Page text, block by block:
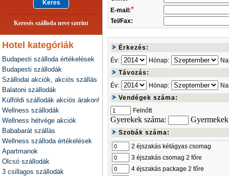
Keresés szálloda neve szerint
Hotel kategóriák
Budapesti szálloda értékelések
Budapesti szállodák
Szállodai akciók, akciós szállás
Balatoni szállodák
Külföldi szállodák akciós árakon!
Wellness szállodák
Wellness hétvége akciók
Bababarát szállás
Wellness szálloda értékelések
Apartmanok
Olcsó szállodák
3 csillagos szállodák
E-mail:*
Tel/Fax:
Érkezés:
Év:
Hónap:
Távozás:
Év:
Hónap:
Vendégek száma:
Felnőtt
Gyerekek száma:
Szobák száma:
2 éjszakás kétágyas csomag
3 éjszakás csomag 2 főre
4 éjszakás package 2 főre